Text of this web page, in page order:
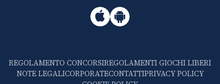
REGOLAMENTO CONCORSIREGOLAMENTI GIOCHI LIBERI
NOTE LEGALICORPORATECONTATTIPRIVACY POLICY